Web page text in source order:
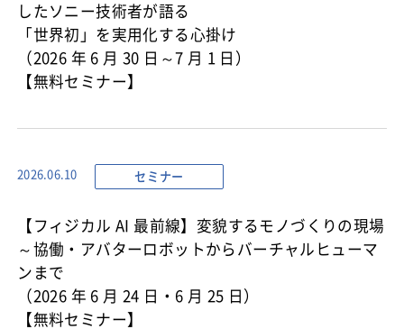
したソニー技術者が語る
「世界初」を実用化する心掛け
（2026 年 6 月 30 日～7 月 1 日）
【無料セミナー】
2026.06.10 セミナー
【フィジカル AI 最前線】変貌するモノづくりの現場
～協働・アバターロボットからバーチャルヒューマ
ンまで
（2026 年 6 月 24 日・6 月 25 日）
【無料セミナー】